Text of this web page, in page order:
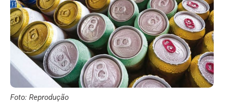
Foto: Reprodução